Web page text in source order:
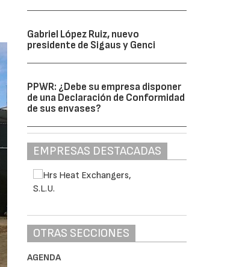
Gabriel López Ruiz, nuevo
presidente de Sigaus y Genci
PPWR: ¿Debe su empresa disponer
de una Declaración de Conformidad
de sus envases?
EMPRESAS DESTACADAS
OTRAS SECCIONES
AGENDA